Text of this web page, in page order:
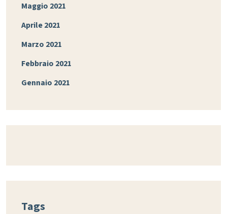
Maggio 2021
Aprile 2021
Marzo 2021
Febbraio 2021
Gennaio 2021
Tags